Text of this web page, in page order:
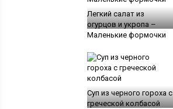
Легкий салат из
огурцов и укропа –
Маленькие формочки
Суп из черного гороха с
греческой колбасой